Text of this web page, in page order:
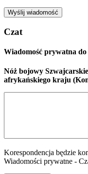
Wyślij wiadomość
Czat
Wiadomość prywatna
Nóż bojowy
afrykańskiego kraju
Korespondencja będzie
Wiadomości prywatne -